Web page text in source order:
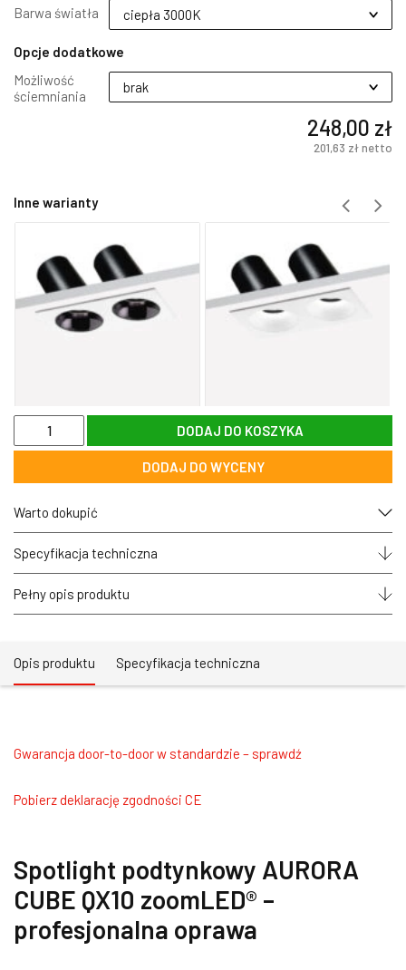
Barwa światła
Opcje dodatkowe
Możliwość
ściemniania
248,00 zł
201,63 złnetto
Inne warianty
ilość
Spotlight
podtynkowy
10W
LED
CRI>90
AURORA
30°
QX10
zoomLED®
czarny
DODAJ DO KOSZYKA
DODAJ DO WYCENY
Warto dokupić
Specyfikacja techniczna
Pełny opis produktu
Opis produktu Specyfikacja techniczna
Gwarancja door-to-door w standardzie – sprawdź
Pobierz deklarację zgodności CE
Spotlight podtynkowy AURORA
CUBE QX10 zoomLED® –
profesjonalna oprawa